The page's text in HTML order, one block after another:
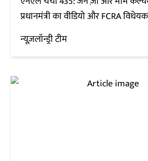
प्रधानमंत्री का वीडियो और FCRA विधेयक
न्यूज़लॉन्ड्री टीम